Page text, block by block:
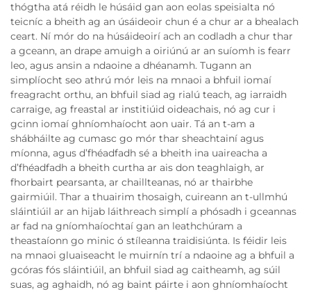
thógtha atá réidh le húsáid gan aon eolas speisialta nó
teicníc a bheith ag an úsáideoir chun é a chur ar a bhealach
ceart. Ní mór do na húsáideoirí ach an codladh a chur thar
a gceann, an drape amuigh a oiriúnú ar an suíomh is fearr
leo, agus ansin a ndaoine a dhéanamh. Tugann an
simplíocht seo athrú mór leis na mnaoi a bhfuil iomaí
freagracht orthu, an bhfuil siad ag rialú teach, ag iarraidh
carraige, ag freastal ar institiúid oideachais, nó ag cur i
gcinn iomaí ghníomhaíocht aon uair. Tá an t-am a
shábháilte ag cumasc go mór thar sheachtainí agus
míonna, agus d’fhéadfadh sé a bheith ina uaireacha a
d’fhéadfadh a bheith curtha ar ais don teaghlaigh, ar
fhorbairt pearsanta, ar chaillteanas, nó ar thairbhe
gairmiúil. Thar a thuairim thosaigh, cuireann an t-ullmhú
sláintiúil ar an hijab láithreach simplí a phósadh i gceannas
ar fad na gníomhaíochtaí gan an leathchúram a
theastaíonn go minic ó stíleanna traidisiúnta. Is féidir leis
na mnaoi gluaiseacht le muirnín trí a ndaoine ag a bhfuil a
gcóras fós sláintiúil, an bhfuil siad ag caitheamh, ag súil
suas, ag aghaidh, nó ag baint páirte i aon ghníomhaíocht